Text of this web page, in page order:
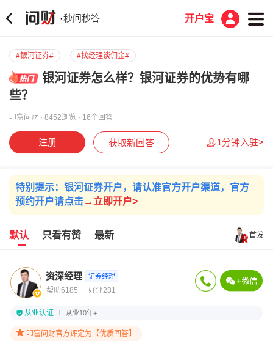
·秒问秒答 开户宝
#银河证券# #找经理谈佣金#
银河证券怎么样？银河证券的优势有哪
些？
叩富问财 · 8452浏览 · 16个回答
注册 获取新回答 1分钟入驻>
特别提示：银河证券开户，请认准官方开户渠道，官方
预约开户请点击→立即开户>
默认 只看有赞 最新 首发
资深经理 证券经理
帮助6185 好评281
从业认证 从业10年+
叩富问财官方评定为【优质回答】